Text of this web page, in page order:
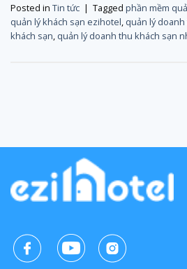
Posted in Tin tức | Tagged phần mềm
quản lý khách sạn ezihotel quản lý doanh
khách sạn quản lý doanh thu khách sạn